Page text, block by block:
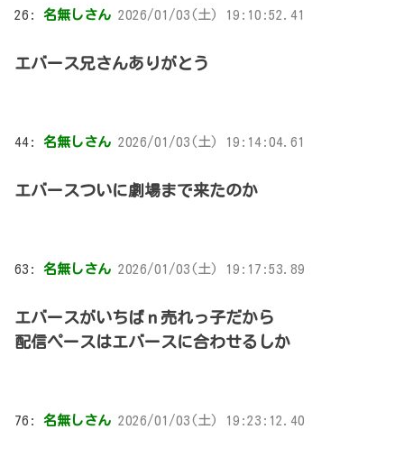
26: 名無しさん 2026/01/03(土) 19:10:52.41
エバース兄さんありがとう
44: 名無しさん 2026/01/03(土) 19:14:04.61
エバースついに劇場まで来たのか
63: 名無しさん 2026/01/03(土) 19:17:53.89
エバースがいちばｎ売れっ子だから
配信ペースはエバースに合わせるしか
76: 名無しさん 2026/01/03(土) 19:23:12.40